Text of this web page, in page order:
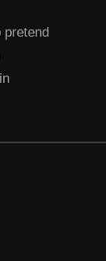
pretend